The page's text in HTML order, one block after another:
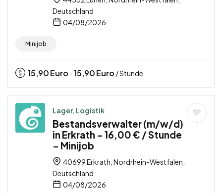
Deutschland
04/08/2026
Minijob
15,90Euro -15,90Euro / Stunde
Lager, Logistik
Bestandsverwalter (m/w/d)
in Erkrath – 16,00 € / Stunde
– Minijob
40699 Erkrath, Nordrhein-Westfalen,
Deutschland
04/08/2026